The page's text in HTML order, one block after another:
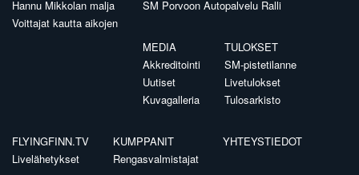
Hannu Mikkolan malja
Voittajat kautta aikojen
SM Porvoon Autopalvelu Ralli
MEDIA
Akkreditointi
Uutiset
Kuvagalleria
TULOKSET
SM-pistetilanne
Livetulokset
Tulosarkisto
FLYINGFINN.TV
Livelähetykset
KUMPPANIT
Rengasvalmistajat
YHTEYSTIEDOT